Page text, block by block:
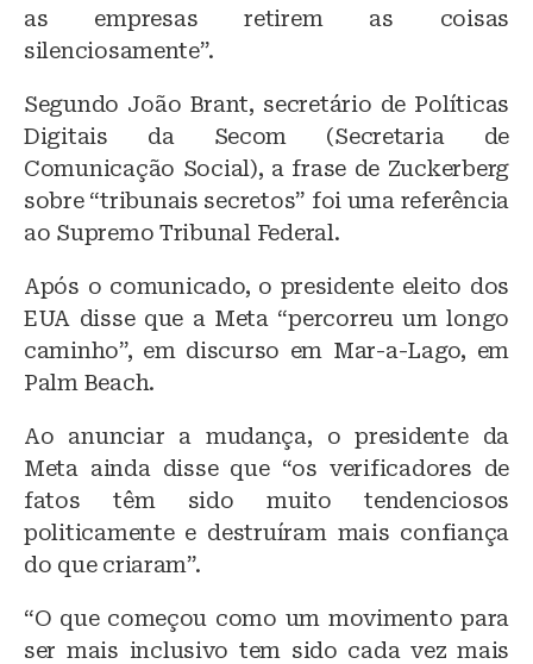
as empresas retirem as coisas
silenciosamente”.
Segundo João Brant, secretário de Políticas
Digitais da Secom (Secretaria de
Comunicação Social), a frase de Zuckerberg
sobre “tribunais secretos” foi uma referência
ao Supremo Tribunal Federal.
Após o comunicado, o presidente eleito dos
EUA disse que a Meta “percorreu um longo
caminho”, em discurso em Mar-a-Lago, em
Palm Beach.
Ao anunciar a mudança, o presidente da
Meta ainda disse que “os verificadores de
fatos têm sido muito tendenciosos
politicamente e destruíram mais confiança
do que criaram”.
“O que começou como um movimento para
ser mais inclusivo tem sido cada vez mais